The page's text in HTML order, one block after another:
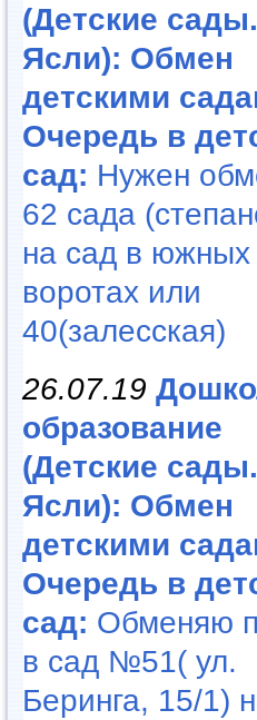
(Детские сады.
Ясли): Обмен
детскими
Очередь в
сад: Нужен
62 сада
на сад в южных
воротах или
40(залесская)
26.07.19
образование
(Детские сады.
Ясли): Обмен
детскими
Очередь в
сад: Обменяю
в сад №51( ул.
Беринга, 15/1)